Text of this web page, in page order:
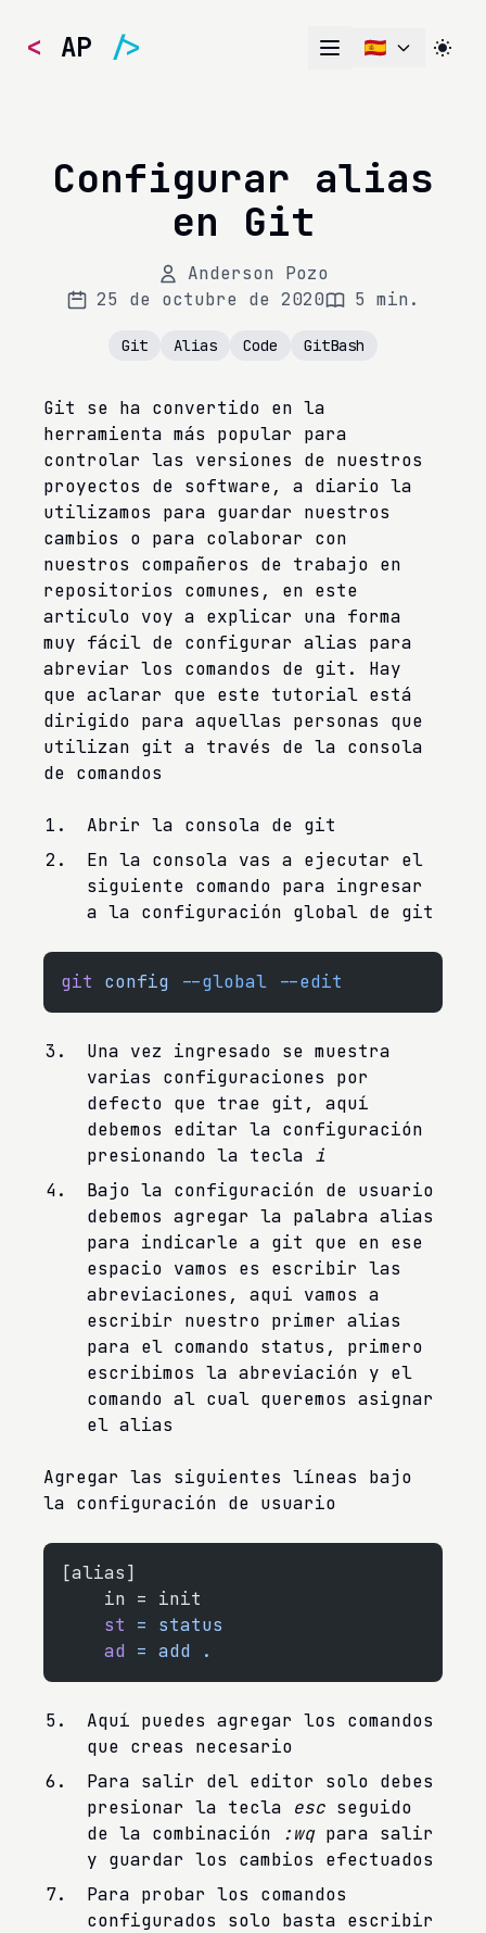
< AP />
Configurar alias
en Git
Anderson Pozo
25 de octubre de 2020
5 min.
Git Alias Code GitBash
Git se ha convertido en la
herramienta más popular para
controlar las versiones de nuestros
proyectos de software, a diario la
utilizamos para guardar nuestros
cambios o para colaborar con
nuestros compañeros de trabajo en
repositorios comunes, en este
articulo voy a explicar una forma
muy fácil de configurar alias para
abreviar los comandos de git. Hay
que aclarar que este tutorial está
dirigido para aquellas personas que
utilizan git a través de la consola
de comandos
Abrir la consola de git
En la consola vas a ejecutar el
siguiente comando para ingresar
a la configuración global de git
git config --global --edit
Una vez ingresado se muestra
varias configuraciones por
defecto que trae git, aquí
debemos editar la configuración
presionando la tecla i
Bajo la configuración de usuario
debemos agregar la palabra alias
para indicarle a git que en ese
espacio vamos es escribir las
abreviaciones, aqui vamos a
escribir nuestro primer alias
para el comando status, primero
escribimos la abreviación y el
comando al cual queremos asignar
el alias
Agregar las siguientes líneas bajo
la configuración de usuario
[alias]
	in = init
    st
= status
    ad
= add .
Aquí puedes agregar los comandos
que creas necesario
Para salir del editor solo debes
presionar la tecla esc seguido
de la combinación
:wqpara salir
y guardar los cambios efectuados
Para probar los comandos
configurados solo basta escribir